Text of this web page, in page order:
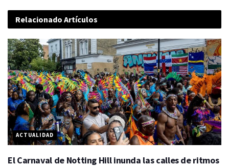
Relacionado Artículos
ACTUALIDAD
El Carnaval de Notting Hill inunda las calles de ritmos